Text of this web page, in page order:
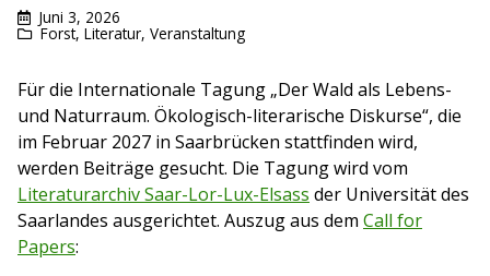
Juni 3, 2026
Forst, Literatur, Veranstaltung
Für die Internationale Tagung „Der Wald als Lebens-
und Naturraum. Ökologisch-literarische Diskurse“, die
im Februar 2027 in Saarbrücken stattfinden wird,
werden Beiträge gesucht. Die Tagung wird vom
Literaturarchiv Saar-Lor-Lux-Elsass der Universität des
Saarlandes ausgerichtet. Auszug aus dem Call for
Papers: